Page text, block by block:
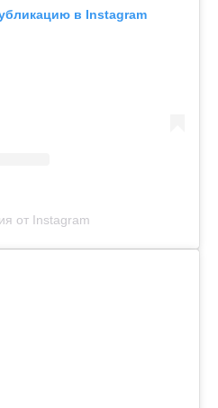
в Instagram
от Instagram